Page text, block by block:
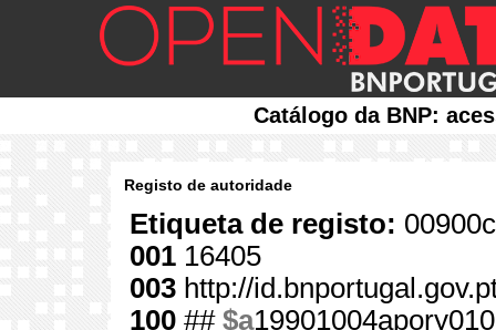
Catálogo da BNP:
Registo de autoridade
Etiqueta de registo:
001 16405
003 http://
100 ## $a